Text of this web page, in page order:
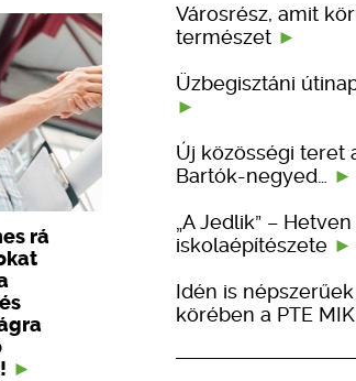
rá
Városrész, amit
természet
Üzbegisztáni
Új közösségi teret
Bartók-negyed…
„A Jedlik” –
iskolaépítészete
Idén is
körében a PTE